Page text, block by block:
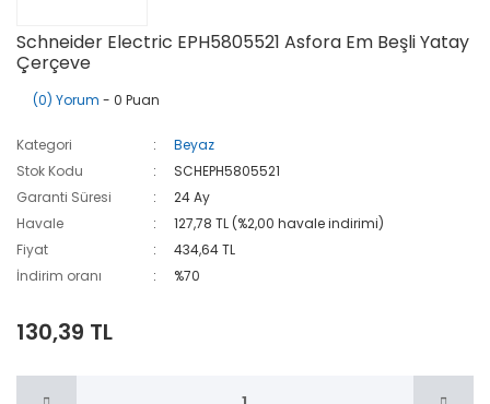
Schneider Electric EPH5805521 Asfora Em Beşli Yatay
Çerçeve
(0) Yorum - 0 Puan
Kategori
Beyaz
Stok Kodu
SCHEPH5805521
Garanti Süresi
24 Ay
Havale
127,78 TL (%2,00 havale indirimi)
Fiyat
434,64 TL
İndirim oranı
%70
130,39 TL